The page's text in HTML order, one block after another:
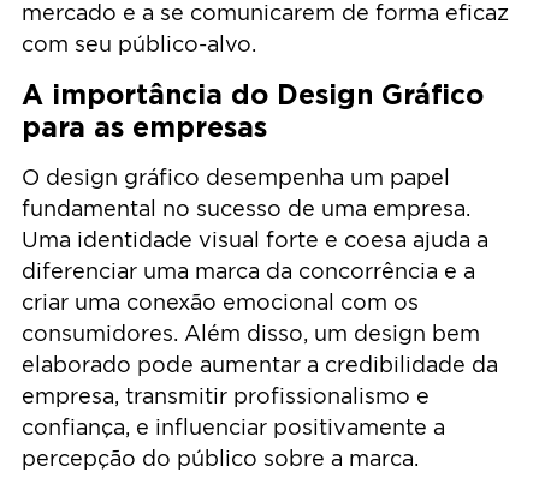
mercado e a se comunicarem de forma eficaz
com seu público-alvo.
A importância do Design Gráfico
para as empresas
O design gráfico desempenha um papel
fundamental no sucesso de uma empresa.
Uma identidade visual forte e coesa ajuda a
diferenciar uma marca da concorrência e a
criar uma conexão emocional com os
consumidores. Além disso, um design bem
elaborado pode aumentar a credibilidade da
empresa, transmitir profissionalismo e
confiança, e influenciar positivamente a
percepção do público sobre a marca.